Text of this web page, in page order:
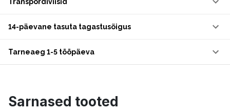
Transpordiviisid
14-päevane tasuta tagastusõigus
Tarneaeg 1-5 tööpäeva
Sarnased tooted